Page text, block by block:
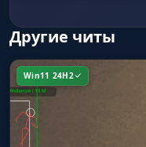
Другие читы
Win11 24H2